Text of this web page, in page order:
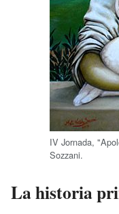
IV Jornada,
Sozzani.
La historia